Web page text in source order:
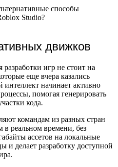
движков
игр не стоит на
еще вчера казались
начинает активно
помогая генерировать
кода.
командам из разных стран
в реальном времени, без
ассетов на локальные
и делает разработку доступной